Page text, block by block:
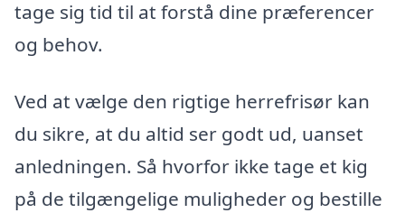
tage sig tid til at forstå dine præferencer
og behov.
Ved at vælge den rigtige herrefrisør kan
du sikre, at du altid ser godt ud, uanset
anledningen. Så hvorfor ikke tage et kig
på de tilgængelige muligheder og bestille